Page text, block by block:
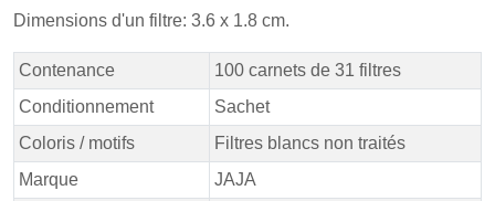
Dimensions d'un filtre: 3.6 x 1.8 cm.
Contenance
100 carnets de 31 filtres
Conditionnement
Sachet
Coloris / motifs
Filtres blancs non traités
Marque
JAJA